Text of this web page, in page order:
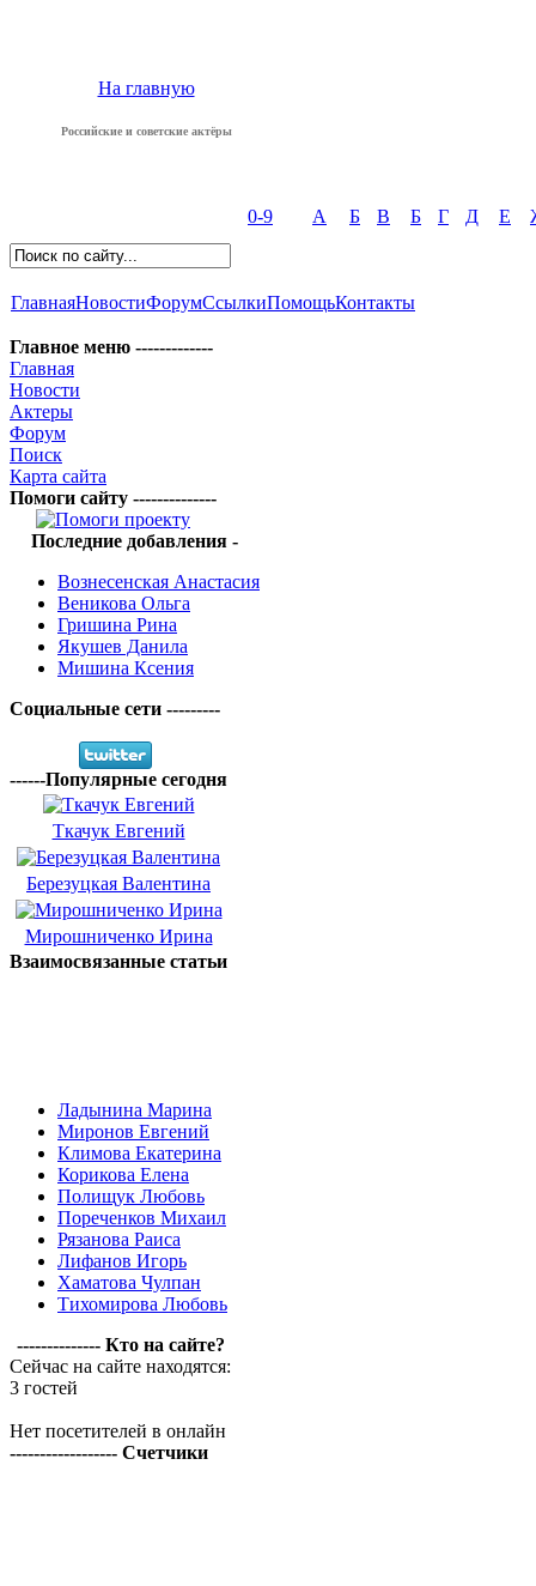
На главную
Российские и советские актёры
0-9 А Б В Б Г Д Е
ГлавнаяНовостиФорумСсылкиПомощьКонтакты
Главное меню -------------
Главная
Новости
Актеры
Форум
Поиск
Карта сайта
Помоги сайту --------------
Последние добавления -
Вознесенская Анастасия
Веникова Ольга
Гришина Рина
Якушев Данила
Мишина Ксения
Социальные сети ---------
------Популярные сегодня
Ткачук Евгений
Березуцкая Валентина
Мирошниченко Ирина
Взаимосвязанные статьи
Ладынина Марина
Миронов Евгений
Климова Екатерина
Корикова Елена
Полищук Любовь
Пореченков Михаил
Рязанова Раиса
Лифанов Игорь
Хаматова Чулпан
Тихомирова Любовь
-------------- Кто на сайте?
Сейчас на сайте находятся:
3 гостей
Нет посетителей в онлайн
------------------ Счетчики